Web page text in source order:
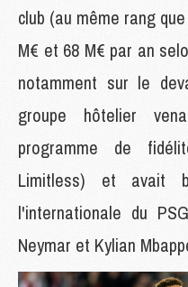
club (au même rang
M€ et 68 M€ par an
notamment sur le
groupe hôtelier
programme de
Limitless) et avait
l'internationale du
Neymar et Kylian